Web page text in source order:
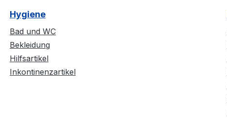
Hygiene
Bad und WC
Bekleidung
Hilfsartikel
Inkontinenzartikel